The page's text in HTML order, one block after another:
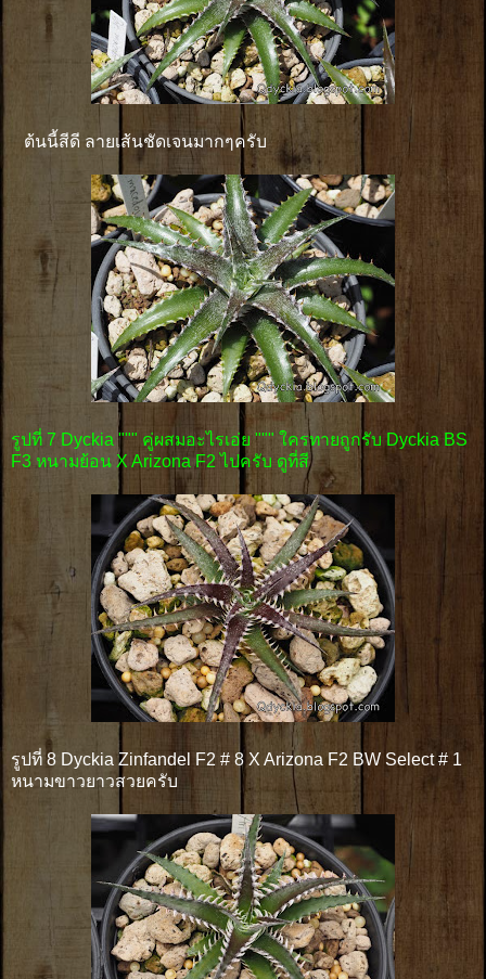
ต้นนี้สีดี ลายเส้นชัดเจนมากๆครับ
รูปที่ 7 Dyckia """ คู่ผสมอะไรเอ่ย """ ใครทายถูกรับ Dyckia BS
F3 หนามย้อน X Arizona F2 ไปครับ ดูที่สี
รูปที่ 8 Dyckia Zinfandel F2 # 8 X Arizona F2 BW Select # 1
หนามขาวยาวสวยครับ